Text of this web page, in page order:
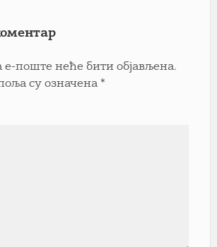
поште неће бити објављена.
су означена *